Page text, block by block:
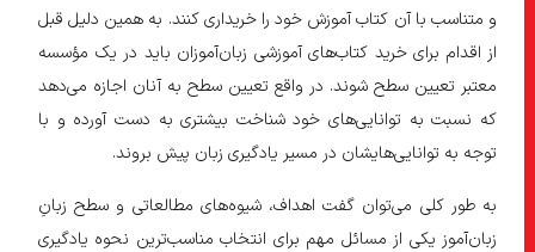
و متناسب با آن کتاب آموزش خود را خریداری کنند. به همین دلیل قبل
از اقدام برای خرید کتاب‌های آموزشی زبان‌آموزان باید در یک مؤسسه
معتبر تعیین سطح شوند. در واقع تعیین سطح به آنان اجازه می‌دهد
که نسبت به توانایی‌های خود شناخت بیشتری به دست آورده و با
توجه به توانایی‌هایشان در مسیر یادگیری زبان پیش بروند.
به طور کلی می‌توان گفت اهداف، شیوه‌های مطالعاتی و سطح زبانِ
زبان‌آموز یکی از مسائل مهم برای انتخاب مناسب‌ترین نحوه یادگیری